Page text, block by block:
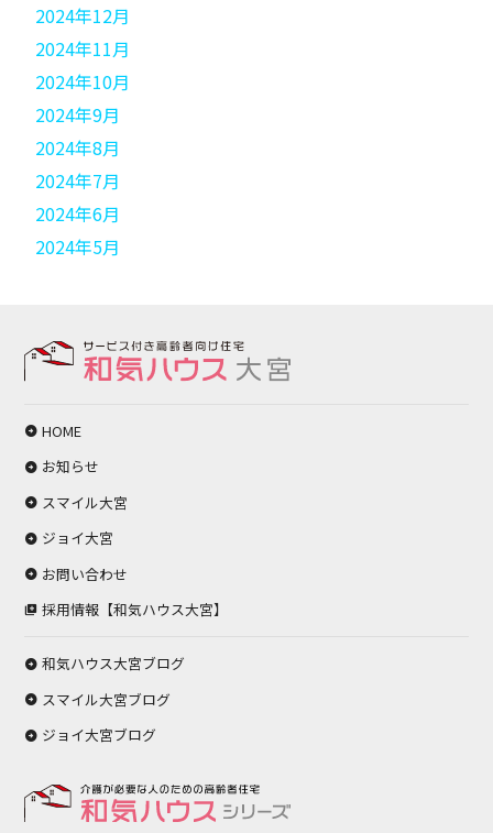
2024年12月
2024年11月
2024年10月
2024年9月
2024年8月
2024年7月
2024年6月
2024年5月
HOME
お知らせ
スマイル大宮
ジョイ大宮
お問い合わせ
採用情報【和気ハウス大宮】
和気ハウス大宮ブログ
スマイル大宮ブログ
ジョイ大宮ブログ